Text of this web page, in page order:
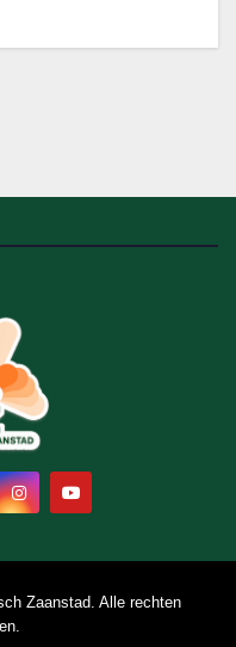
Zaanstad. Alle rechten